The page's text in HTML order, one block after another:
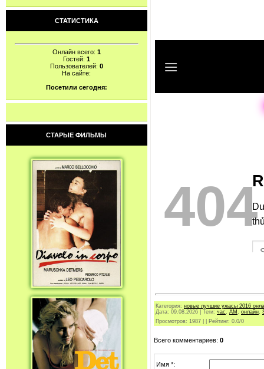
СТАТИСТИКА
Онлайн всего: 1
Гостей: 1
Пользователей: 0
На сайте:
Посетили сегодня:
СТАРЫЕ ФИЛЬМЫ
Категория: новые лучшие ужасы 2016
Дата: 09.08.2026 Теги: час, АМ , онлайн,
Просмотров: 1987 Рейтинг: 0.0/0
Всего комментариев: 0
Имя *: